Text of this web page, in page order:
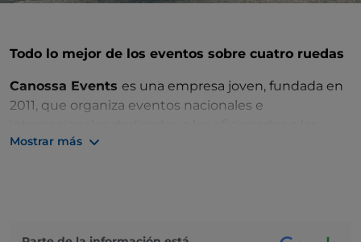
Todo lo mejor de los eventos sobre cuatro ruedas
Canossa Events es una empresa joven, fundada en
2011, que organiza eventos nacionales e
cuatro ruedas. Hoy cuenta con un equipo de más de
competición de coches de época
que tiene lugar
Mostrar más